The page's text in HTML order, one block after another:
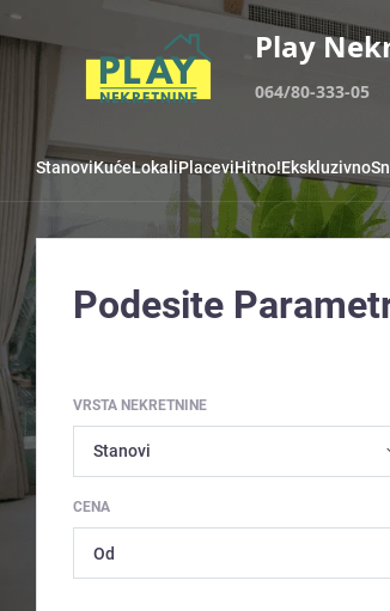
Play
064/80-333-05
StanoviKućeLokaliPlaceviHitno!Ekskluzivno
Podesite
VRSTA NEKRETNINE
CENA